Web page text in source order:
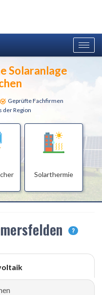
Solaranlage
Geprüfte Fachfirmen
der Region
Solarthermie
?